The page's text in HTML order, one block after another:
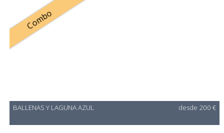
Combo
BALLENAS Y LAGUNA AZUL desde 200 €